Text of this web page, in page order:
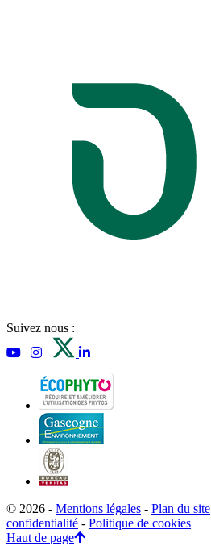
Suivez nous :
© 2026 - Mentions légales - Plan du site
confidentialité - Politique de cookies
Haut de page